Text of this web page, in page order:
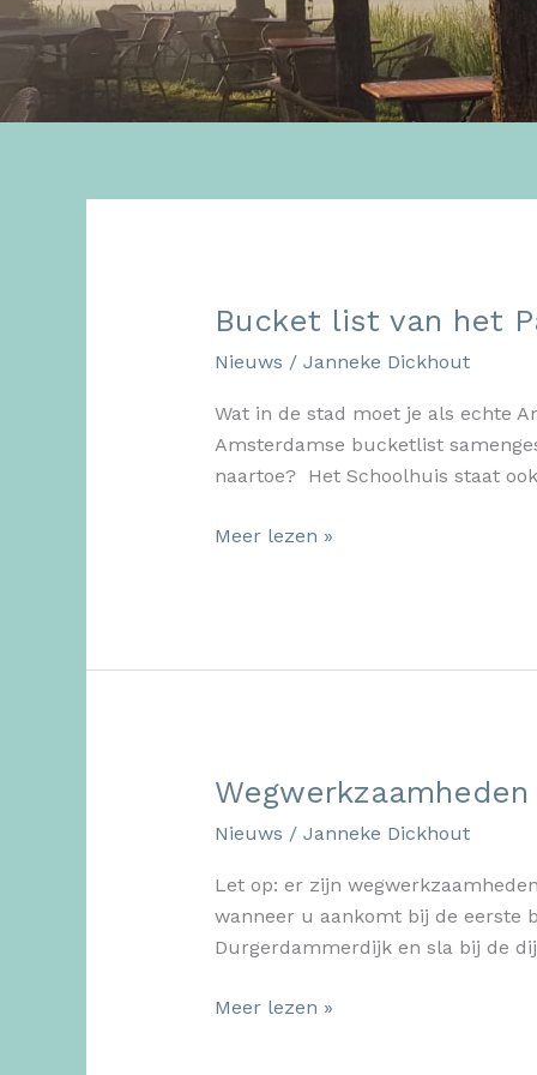
Bucket list van het
Nieuws / Janneke Dickhout
Wat in de stad moet je als echte
Amsterdamse bucketlist
naartoe? Het Schoolhuis staat
Bucket
Meer lezen »
Nieuws / Janneke Dickhout
Let op: er zijn
wanneer u aankomt bij de eerste
Durgerdammerdijk en sla bij de
Wegwerkzaamheden
Meer lezen »